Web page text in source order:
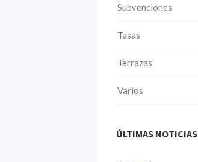
Subvenciones
Tasas
Terrazas
Varios
ÚLTIMAS NOTICIAS